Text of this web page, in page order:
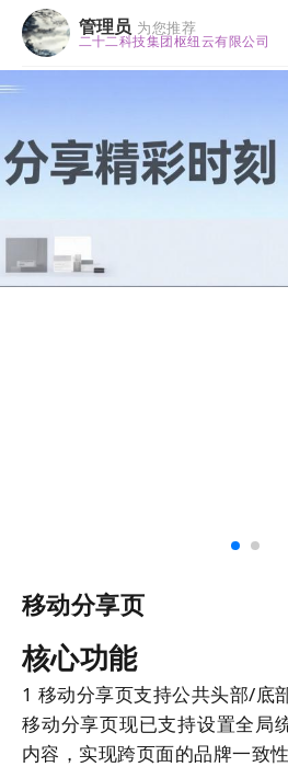
管理员 为您推荐
二十二科技集团枢纽云有限公司
移动分享页
核心功能
1 移动分享页支持公共头部/底
移动分享页现已支持设置全局
内容，实现跨页面的品牌一致